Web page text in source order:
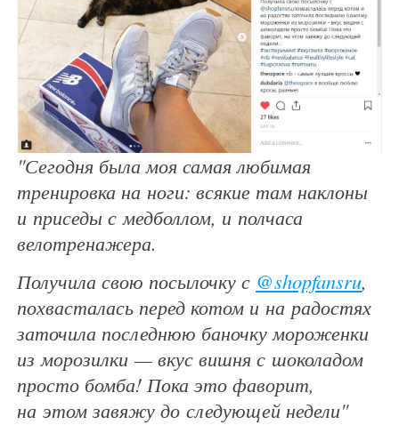
"Сегодня была моя самая любимая
тренировка на ноги: всякие там наклоны
и приседы с медболлом, и полчаса
велотренажера.
Получила свою посылочку с @shopfansru,
похвасталась перед котом и на радостях
заточила последнюю баночку мороженки
из морозилки — вкус вишня с шоколадом
просто бомба! Пока это фаворит,
на этом завяжу до следующей недели"